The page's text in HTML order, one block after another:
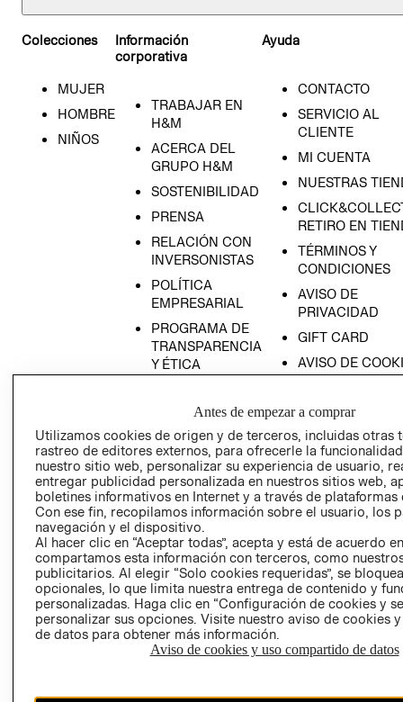
Colecciones
MUJER
HOMBRE
NIÑOS
Información
corporativa
TRABAJAR EN
H&M
ACERCA DEL
GRUPO H&M
SOSTENIBILIDAD
PRENSA
RELACIÓN CON
INVERSONISTAS
POLÍTICA
EMPRESARIAL
PROGRAMA DE
TRANSPARENCIA
Y ÉTICA
PROGRAMA DE
Y ÉTICA (INGLÉS)
Ayuda
CONTACTO
SERVICIO AL
CLIENTE
MI CUENTA
NUESTRAS
RETIRO EN
TÉRMINOS Y
CONDICIONES
AVISO DE
PRIVACIDAD
GIFT CARD
AVISO DE
COMERCIO - SIC
PETICIONES
QUEJAS Y
RECLAMOS
Colombia ($)
CAMBIAR REGIÓN
Antes de empezar a comprar
Utilizamos cookies de origen y de terceros, incluidas otras
rastreo de editores externos, para ofrecerle la
nuestro sitio web, personalizar su experiencia de usuario,
entregar publicidad personalizada en nuestros sitios web,
boletines informativos en Internet y a través de plataformas
Con ese fin, recopilamos información sobre el usuario, los
navegación y el dispositivo.
Al hacer clic en “Aceptar todas”, acepta y está de acuerdo
compartamos esta información con terceros, como
publicitarios. Al elegir “Solo cookies requeridas”, se
opcionales, lo que limita nuestra entrega de contenido y
personalizadas. Haga clic en “Configuración de cookies y
personalizar sus opciones. Visite nuestro aviso de cookies
de datos para obtener más información.
Aviso de cookies y uso compartido de datos